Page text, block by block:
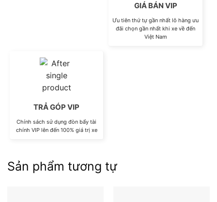
GIÁ BÁN VIP
Ưu tiên thứ tự gần nhất lô hàng ưu
đãi chọn gần nhất khi xe về đến
Việt Nam
TRẢ GÓP VIP
Chính sách sử dụng đòn bẩy tài
chính VIP lên đến 100% giá trị xe
Sản phẩm tương tự